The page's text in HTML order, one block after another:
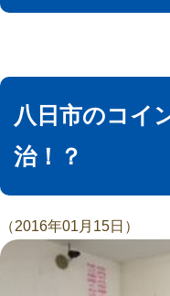
八日市のコイ
治！？
（2016年01月15日）